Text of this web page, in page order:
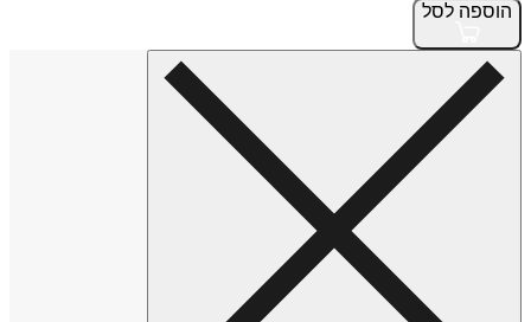
הוספה לסל